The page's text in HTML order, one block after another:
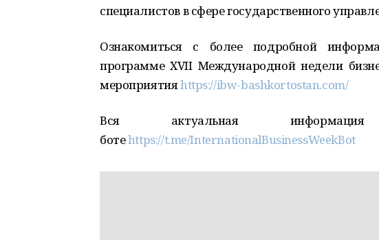
специалистов в сфере государственного
Ознакомиться с более подробной
программе XVII Международной недели
мероприятияhttps://ibw-bashkortostan.com/
Вся актуальная
ботеhttps://t.me/InternationalBusinessWeekBot